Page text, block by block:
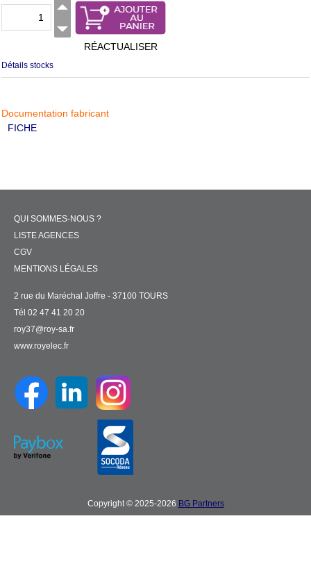
RÉACTUALISER
Détails stocks
Documentation fabricant
FICHE
QUI SOMMES-NOUS ?
LISTE AGENCES
CGV
MENTIONS LÉGALES
2 rue du Maréchal Joffre - 37100 TOURS
Tél 02 47 41 20 20
roy37@roy-sa.fr
www.royelec.fr
Copyright © 2025-2026 BG Partners